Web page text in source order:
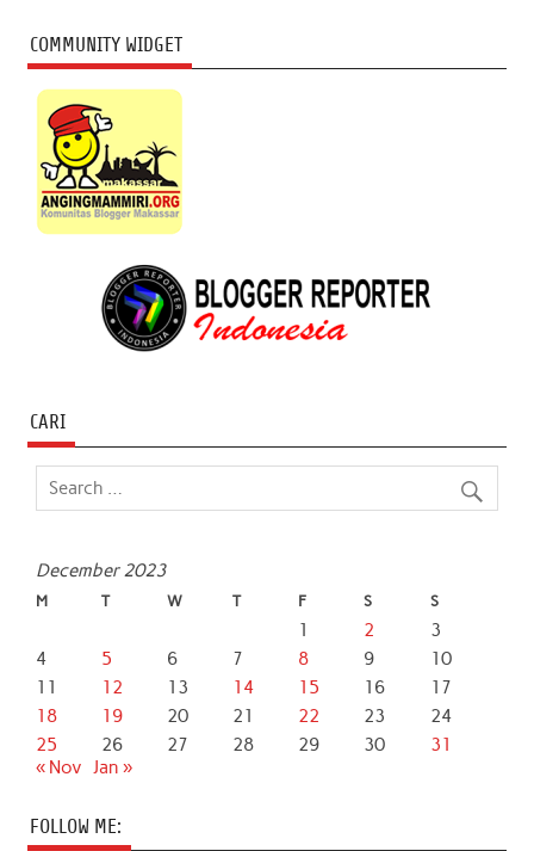
COMMUNITY WIDGET
CARI
December 2023
M T W T F S S
1 2
3
4
5 6 7 8 9
10
11
12 13 14 15 16
17
18
19 20 21 22 23
24
25
26 27 28 29 30
31
« Nov
Jan »
FOLLOW ME: